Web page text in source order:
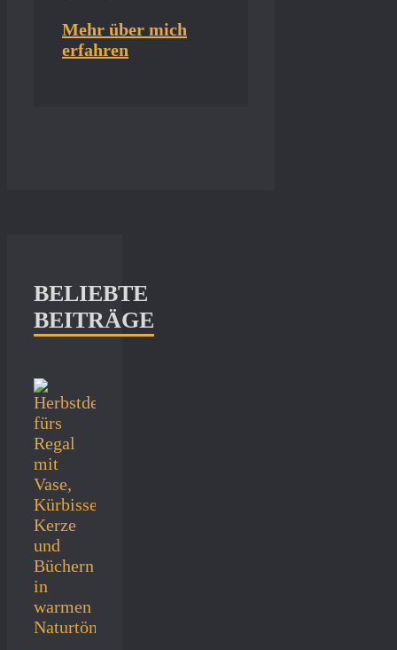
Mehr über mich
erfahren
BELIEBTE
BEITRÄGE